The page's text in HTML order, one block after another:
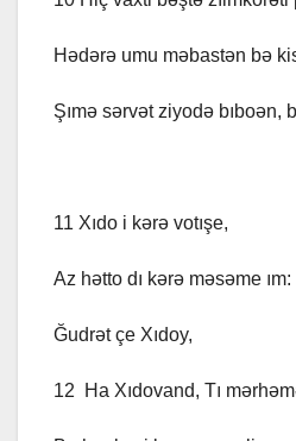
Hədərə umu məbastən bə
Şımə sərvət ziyodə bıboən,
11 Xıdo i kərə votışe,
Az hətto dı kərə məsəme ım:
Ğudrət çe Xıdoy,
12 Ha Xıdovand, Tı